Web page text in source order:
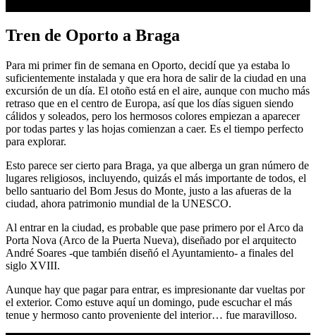
Tren de Oporto a Braga
Para mi primer fin de semana en Oporto, decidí que ya estaba lo
suficientemente instalada y que era hora de salir de la ciudad en una
excursión de un día. El otoño está en el aire, aunque con mucho más
retraso que en el centro de Europa, así que los días siguen siendo
cálidos y soleados, pero los hermosos colores empiezan a aparecer
por todas partes y las hojas comienzan a caer. Es el tiempo perfecto
para explorar.
Esto parece ser cierto para Braga, ya que alberga un gran número de
lugares religiosos, incluyendo, quizás el más importante de todos, el
bello santuario del Bom Jesus do Monte, justo a las afueras de la
ciudad, ahora patrimonio mundial de la UNESCO.
Al entrar en la ciudad, es probable que pase primero por el Arco da
Porta Nova (Arco de la Puerta Nueva), diseñado por el arquitecto
André Soares -que también diseñó el Ayuntamiento- a finales del
siglo XVIII.
Aunque hay que pagar para entrar, es impresionante dar vueltas por
el exterior. Como estuve aquí un domingo, pude escuchar el más
tenue y hermoso canto proveniente del interior… fue maravilloso.